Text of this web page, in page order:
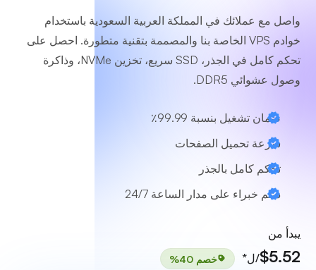
واصل مع عملائك في المملكة العربية السعودية باستخدام
خوادم VPS الخاصة بنا والمصممة بتقنية متطورة. احصل على
تحكم كامل في الجذر، SSD سريع، تخزين NVMe، وذاكرة
وصول عشوائي DDR5.
ضمان تشغيل بنسبة 99.99٪
سرعة تحميل الصفحات
تحكم كامل بالجذر
دعم خبراء على مدار الساعة 24/7
يبدأ من
$5.52/ل* خصم 40%